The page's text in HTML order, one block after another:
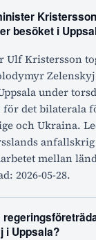
besöket i
Ulf Kristersson
under
det bilaterala
och Ukraina.
mellan
2026-05-28.
i Uppsala?